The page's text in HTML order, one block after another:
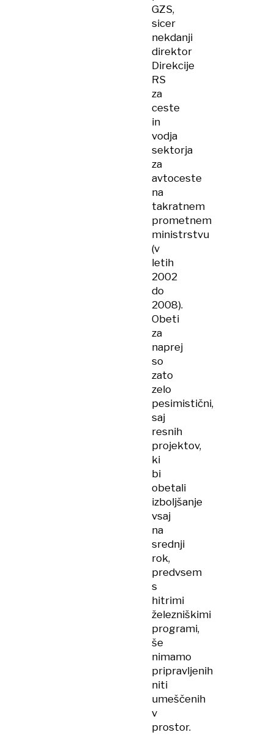
GZS,
sicer
nekdanji
direktor
Direkcije
RS
za
ceste
in
vodja
sektorja
za
avtoceste
na
takratnem
prometnem
ministrstvu
(v
letih
2002
do
2008).
Obeti
za
naprej
so
zato
zelo
pesimistični,
saj
resnih
projektov,
ki
bi
obetali
izboljšanje
vsaj
na
srednji
rok,
predvsem
s
hitrimi
železniškimi
programi,
še
nimamo
pripravljenih
niti
umeščenih
v
prostor.